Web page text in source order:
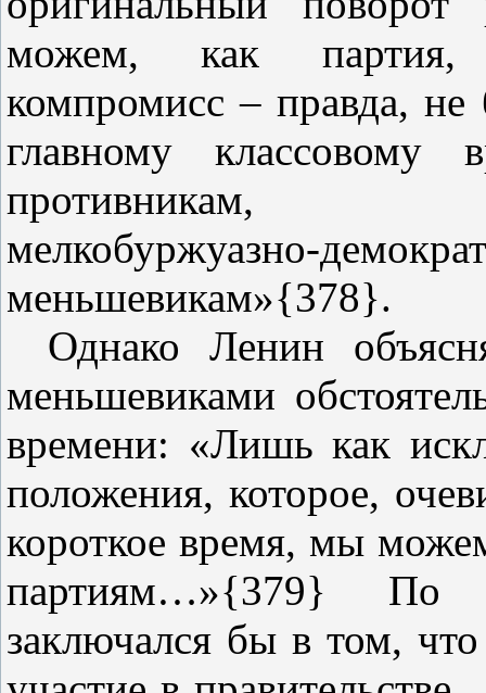
можем, как партия,
компромисс – правда,
главному
противникам,
меньшевикам»{378}.
Однако Ленин
меньшевиками
времени: «Лишь как
положения, которое,
короткое время, мы
партиям…»{379} По
заключался бы в том,